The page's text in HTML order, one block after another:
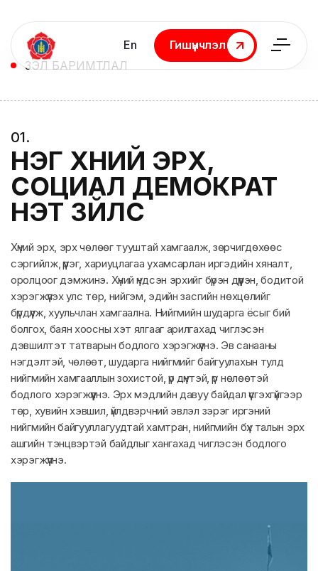
En
Гишүүнчлэл
Гишүүнчлэл
ҮЗЭЛ БАРИМТЛАЛ
01.
НЭГ ХҮНИЙ ЭРХ,
СОЦИАЛ ДЕМОКРАТ
ҮНЭТ ЗҮЙЛС
Хүний эрх, эрх чөлөөг тууштай хамгаалж, зөрчигдөхөөс
сэргийлж, үүрэг, хариуцлагаа ухамсарлан иргэдийн хяналт,
оролцоог дэмжинэ. Хүний үндсэн эрхийг бүрэн дүүрэн, бодитой
хэрэгжүүлэх улс төр, нийгэм, эдийн засгийн нөхцөлийг
бүрдүүлж, хуульчлан хамгаална. Нийгмийн шударга ёсыг бий
болгох, баян хоосны хэт ялгааг арилгахад чиглэсэн
дэвшилтэт татварын бодлого хэрэгжүүлнэ. Эв санааны
нэгдэлтэй, чөлөөт, шударга нийгмийг байгуулахын тулд
нийгмийн хамгааллын зохистой, үр дүнтэй, үр нөлөөтэй
бодлого хэрэгжүүлнэ. Эрх мэдлийн давуу байдал үүсгэхгүйгээр
төр, хувийн хэвшил, үйлдвэрчний эвлэл зэрэг иргэний
нийгмийн байгууллагуудтай хамтран, нийгмийн бүх талын эрх
ашгийн тэнцвэртэй байдлыг хангахад чиглэсэн бодлого
хэрэгжүүлнэ.